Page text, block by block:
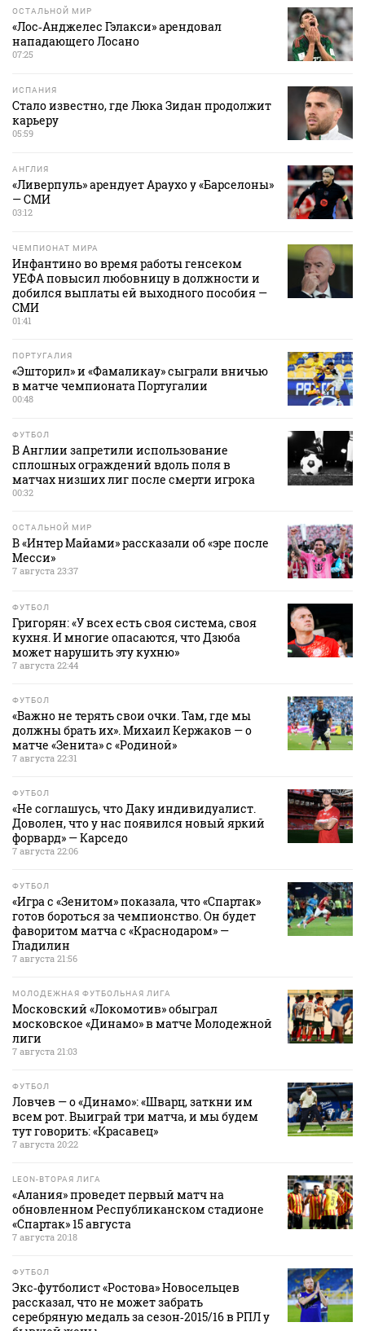
ОСТАЛЬНОЙ МИР
«Лос‑Анджелес Гэлакси» арендовал
нападающего Лосано
07:25
ИСПАНИЯ
Стало известно, где Люка Зидан продолжит
карьеру
05:59
АНГЛИЯ
«Ливерпуль» арендует Араухо у «Барселоны»
— СМИ
03:12
ЧЕМПИОНАТ МИРА
Инфантино во время работы генсеком
УЕФА повысил любовницу в должности и
добился выплаты ей выходного пособия —
СМИ
01:41
ПОРТУГАЛИЯ
«Эшторил» и «Фамаликау» сыграли вничью
в матче чемпионата Португалии
00:48
ФУТБОЛ
В Англии запретили использование
сплошных ограждений вдоль поля в
матчах низших лиг после смерти игрока
00:32
ОСТАЛЬНОЙ МИР
В «Интер Майами» рассказали об «эре после
Месси»
7 августа 23:37
ФУТБОЛ
Григорян: «У всех есть своя система, своя
кухня. И многие опасаются, что Дзюба
может нарушить эту кухню»
7 августа 22:44
ФУТБОЛ
«Важно не терять свои очки. Там, где мы
должны брать их». Михаил Кержаков — о
матче «Зенита» с «Родиной»
7 августа 22:31
ФУТБОЛ
«Не соглашусь, что Даку индивидуалист.
Доволен, что у нас появился новый яркий
форвард» — Карседо
7 августа 22:06
ФУТБОЛ
«Игра с «Зенитом» показала, что «Спартак»
готов бороться за чемпионство. Он будет
фаворитом матча с «Краснодаром» —
Гладилин
7 августа 21:56
МОЛОДЕЖНАЯ ФУТБОЛЬНАЯ ЛИГА
Московский «Локомотив» обыграл
московское «Динамо» в матче Молодежной
лиги
7 августа 21:03
ФУТБОЛ
Ловчев — о «Динамо»: «Шварц, заткни им
всем рот. Выиграй три матча, и мы будем
тут говорить: «Красавец»
7 августа 20:22
LEON-ВТОРАЯ ЛИГА
«Алания» проведет первый матч на
обновленном Республиканском стадионе
«Спартак» 15 августа
7 августа 20:18
ФУТБОЛ
Экс‑футболист «Ростова» Новосельцев
рассказал, что не может забрать
серебряную медаль за сезон‑2015/16 в РПЛ у